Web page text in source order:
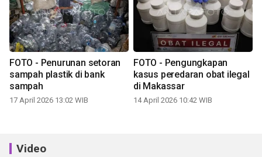
FOTO - Penurunan setoran
sampah plastik di bank
sampah
17 April 2026 13:02 WIB
FOTO - Pengungkapan
kasus peredaran obat ilegal
di Makassar
14 April 2026 10:42 WIB
Video